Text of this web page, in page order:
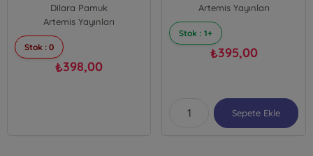
Dilara Pamuk
Artemis Yayınları
Stok : 0
₺398,00
Artemis Yayınları
Stok : 1+
₺395,00
Sepete Ekle